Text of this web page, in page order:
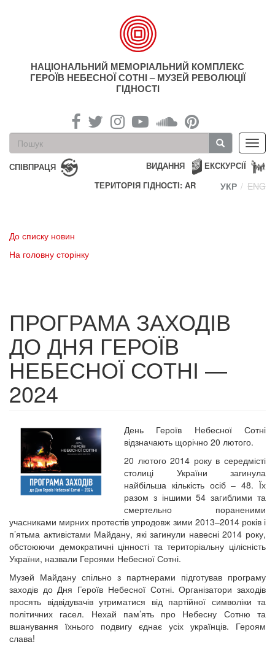
НАЦІОНАЛЬНИЙ МЕМОРІАЛЬНИЙ КОМПЛЕКС
ГЕРОЇВ НЕБЕСНОЇ СОТНІ – МУЗЕЙ РЕВОЛЮЦІЇ
ГІДНОСТІ
Пошукова
форма
Пошук
СПІВПРАЦЯ ЕКСКУРСІЇ
ВИДАННЯ
ТЕРИТОРІЯ ГІДНОСТІ: AR
УКР ENG
До списку новин
На головну сторінку
ПРОГРАМА ЗАХОДІВ
ДО ДНЯ ГЕРОЇВ
НЕБЕСНОЇ СОТНІ —
2024
День Героїв Небесної Сотні
відзначають щорічно 20 лютого.
20 лютого 2014 року в середмісті
столиці України загинула
найбільша кількість осіб – 48. Їх
разом з іншими 54 загиблими та
смертельно пораненими
учасниками мирних протестів упродовж зими 2013–2014 років і
п’ятьма активістами Майдану, які загинули навесні 2014 року,
обстоюючи демократичні цінності та територіальну цілісність
України, назвали Героями Небесної Сотні.
Музей Майдану спільно з партнерами підготував програму
заходів до Дня Героїв Небесної Сотні. Організатори заходів
просять відвідувачів утриматися від партійної символіки та
політичних гасел. Нехай пам’ять про Небесну Сотню та
вшанування їхнього подвигу єднає усіх українців. Героям
слава!